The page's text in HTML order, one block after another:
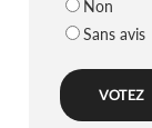
Non
Sans avis